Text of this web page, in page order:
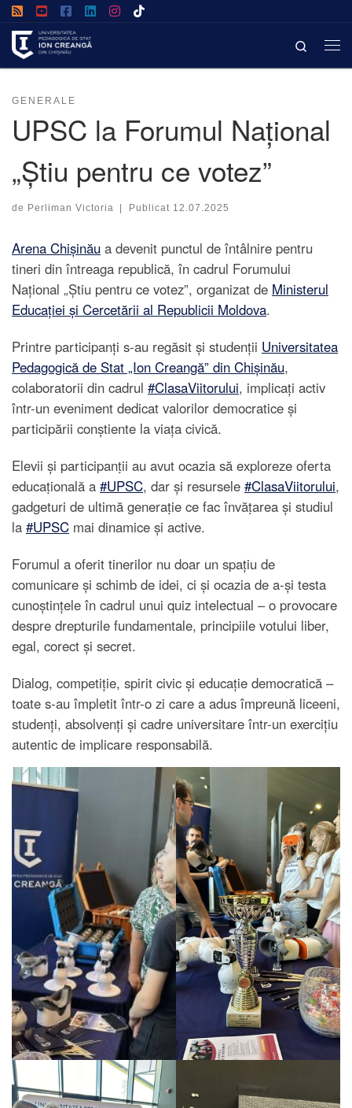
Search
GENERALE
UPSC la Forumul Național
„Știu pentru ce votez”
de Perliman Victoria | Publicat 12.07.2025
Arena Chișinău a devenit punctul de întâlnire pentru
tineri din întreaga republică, în cadrul Forumului
Național „Știu pentru ce votez”, organizat de Ministerul
Educației și Cercetării al Republicii Moldova.
Printre participanți s-au regăsit și studenții Universitatea
Pedagogică de Stat „Ion Creangă” din Chișinău,
colaboratorii din cadrul #ClasaViitorului, implicați activ
într-un eveniment dedicat valorilor democratice și
participării conștiente la viața civică.
Elevii şi participanṭii au avut ocazia să exploreze oferta
educaṭională a #UPSC, dar și resursele #ClasaViitorului,
gadgeturi de ultimă generaṭie ce fac învăṭarea și studiul
la #UPSC mai dinamice şi active.
Forumul a oferit tinerilor nu doar un spațiu de
comunicare și schimb de idei, ci și ocazia de a-și testa
cunoștințele în cadrul unui quiz intelectual – o provocare
despre drepturile fundamentale, principiile votului liber,
egal, corect și secret.
Dialog, competiție, spirit civic și educație democratică –
toate s-au împletit într-o zi care a adus împreună liceeni,
studenți, absolvenți și cadre universitare într-un exercițiu
autentic de implicare responsabilă.